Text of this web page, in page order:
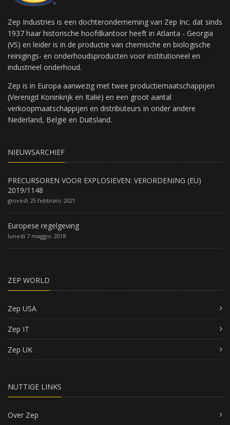
Zep Industries is een dochteronderneming van Zep Inc. dat sinds
1937 haar historische hoofdkantoor heeft in Atlanta - Georgia
(VS) en leider is in de productie van chemische en biologische
reinigings- en onderhoudsproducten voor institutioneel en
industrieel onderhoud.
Zep is in Europa aanwezig met twee productiemaatschappijen
(Verenigd Koninkrijk en Italië) en een groot aantal
verkoopmaatschappijen en distributeurs in onder andere
Nederland, België en Duitsland.
NIEUWSARCHIEF
PRECURSOREN VOOR EXPLOSIEVEN: VERORDENING (EU)
2019/1148
giovedì 25 febbraio 2021
Europese regelgeving
lunedì 7 maggio 2018
ZEP WORLD
Zep USA
Zep IT
Zep UK
NUTTIGE LINKS
Over Zep